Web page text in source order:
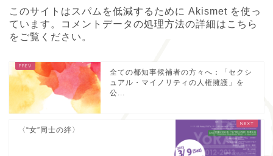
このサイトはスパムを低減するために Akismet を使っ
ています。
コメントデータの処理方法の詳細はこちら
をご覧ください 。
全ての都知事候補者の方々へ：「セクシ
ュアル・マイノリティの人権擁護」を
公...
〈“女”同士の絆〉